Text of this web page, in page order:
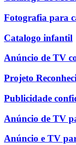
Fotografia para
Catalogo infantil
Anúncio de TV
Projeto
Publicidade
Anúncio de TV
Anúncio e TV